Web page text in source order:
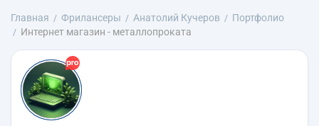
Главная Фрилансеры Анатолий Кучеров
Портфолио
Интернет магазин - металлопроката